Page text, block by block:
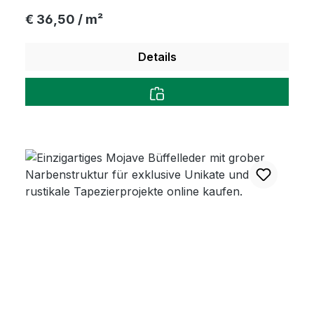
für Dein individuelles Designprojekt.
Regulärer Preis:
€ 36,50 / m²
Details